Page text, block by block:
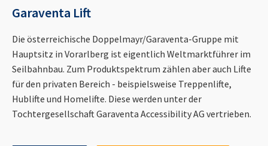
Garaventa Lift
Die österreichische Doppelmayr/Garaventa-Gruppe mit
Hauptsitz in Vorarlberg ist eigentlich Weltmarktführer im
Seilbahnbau. Zum Produktspektrum zählen aber auch Lifte
für den privaten Bereich - beispielsweise Treppenlifte,
Hublifte und Homelifte. Diese werden unter der
Tochtergesellschaft Garaventa Accessibility AG vertrieben.